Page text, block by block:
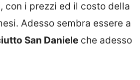
, con i prezzi ed il costo della
Adesso sembra essere a
San Daniele che adesso